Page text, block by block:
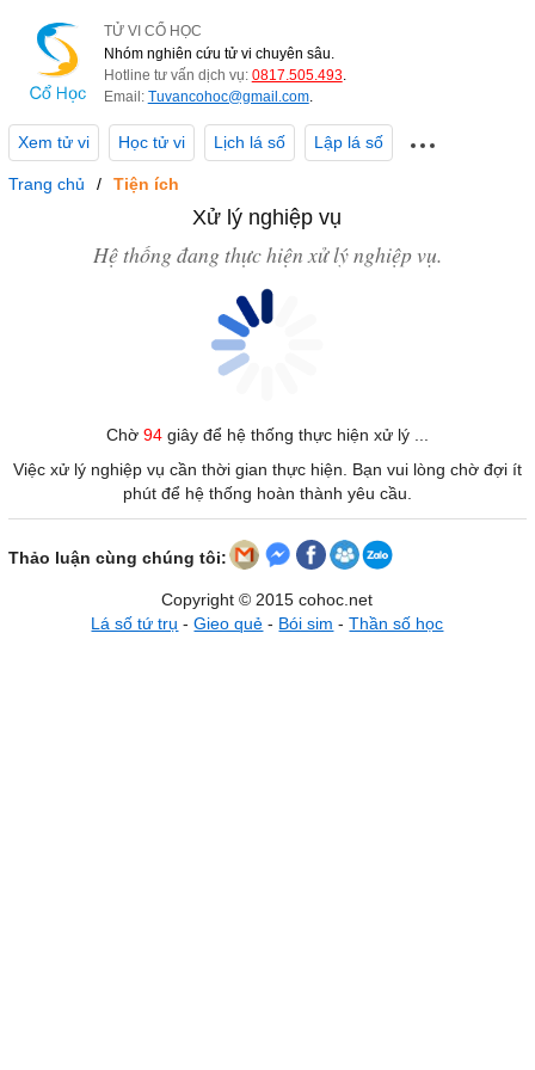
TỬ VI CỔ HỌC
Nhóm nghiên cứu tử vi chuyên sâu.
Hotline tư vấn dịch vụ: 0817.505.493.
Email: Tuvancohoc@gmail.com.
Xem tử vi Học tử vi Lịch lá số Lập lá số
Trang chủ Tiện ích
Xử lý nghiệp vụ
Hệ thống đang thực hiện xử lý nghiệp vụ.
Chờ 94giây để hệ thống thực hiện xử lý ...
Việc xử lý nghiệp vụ cần thời gian thực hiện. Bạn vui lòng chờ đợi ít
phút để hệ thống hoàn thành yêu cầu.
Thảo luận cùng chúng tôi:
Copyright © 2015 cohoc.net
Lá số tứ trụ -Gieo quẻ - Bói sim -Thần số học